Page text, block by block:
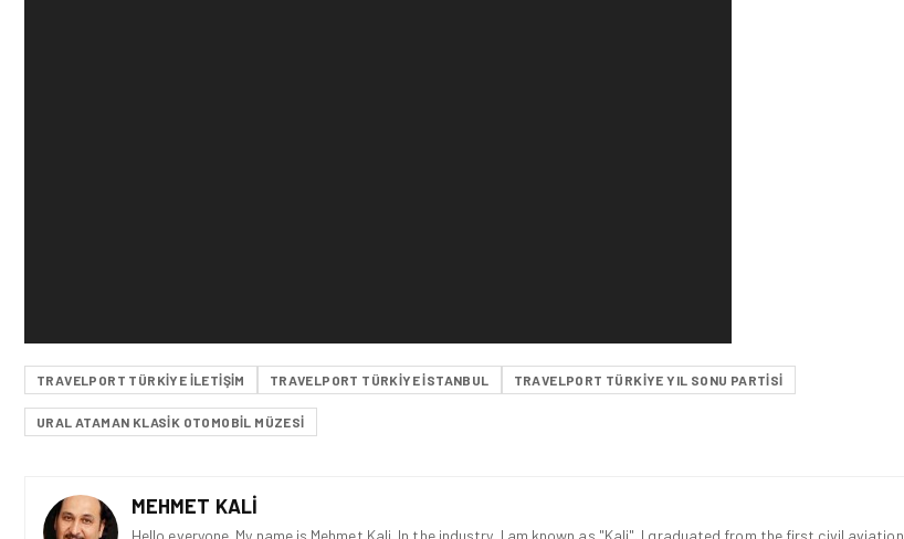
TRAVELPORT TÜRKIYE ILETIŞIM TRAVELPORT TÜRKIYE ISTANBUL TRAVELPORT TÜRKIYE YIL SONU PARTISI
URAL ATAMAN KLASIK OTOMOBIL MÜZESI
MEHMET KALI
Hello everyone. My name is Mehmet Kali. In the industry, I am known as "Kali". I graduated from the first civil aviation